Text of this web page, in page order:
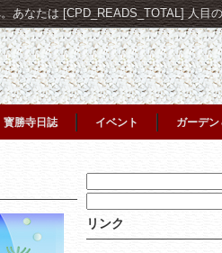
あなたは [CPD_READS_TOTAL] 人目
寳勝寺日誌 イベント ガーデ
索:
索:
リンク